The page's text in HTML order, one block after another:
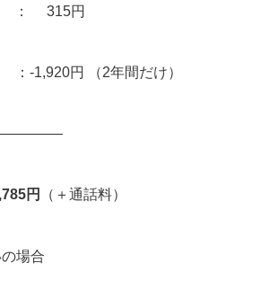
： 315円
円 （2年間だけ）
円 （＋通話料）
場合